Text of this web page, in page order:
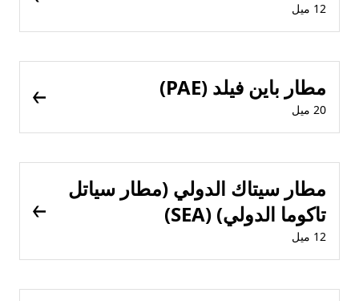
12 ميل
مطار باين فيلد (PAE)
20 ميل
مطار سيتاك الدولي (مطار سياتل
تاكوما الدولي) (SEA)
12 ميل